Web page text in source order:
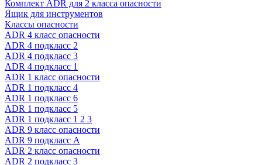
Комплект ADR для 2 класса опасности
Ящик для инструментов
Классы опасности
ADR 4 класс опасности
ADR 4 подкласс 2
ADR 4 подкласс 3
ADR 4 подкласс 1
ADR 1 класс опасности
ADR 1 подкласс 4
ADR 1 подкласс 6
ADR 1 подкласс 5
ADR 1 подкласс 1 2 3
ADR 9 класс опасности
ADR 9 подкласс A
ADR 2 класс опасности
ADR 2 подкласс 3